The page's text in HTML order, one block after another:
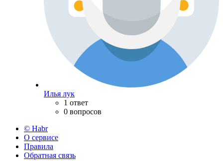
Илья лук
1 ответ
0 вопросов
© Habr
О сервисе
Правила
Обратная связь